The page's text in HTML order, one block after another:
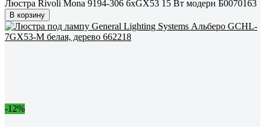
Люстра Rivoli Mona 9194-306 6хGX53 15 Вт модерн Б0070163
В корзину
-12%